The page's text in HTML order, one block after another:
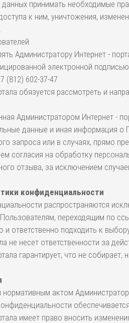
принимать необходимые
к ним, уничтожения,
Администратору Интернет -
электронной
(812) 602-37-47
обязуется рассмотреть и
Администратором Интернет -
данные и иная информация о
запроса или в случаях, прямо
согласия на обработку
отзыва, за исключением
конфиденциальности
распространяются
переходящим по
и ответственно подходить к
не несет ответственности за
гарантирует, что не
актом
имеет право вносить